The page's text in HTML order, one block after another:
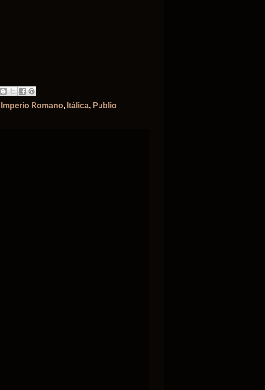
Imperio Romano, Itálica, Publio